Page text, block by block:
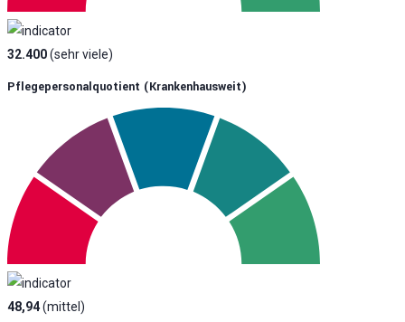
32.400(sehr viele)
Pflegepersonalquotient (krankenhausweit)
48,94(mittel)